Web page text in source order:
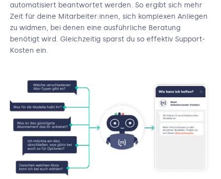
automatisiert beantwortet werden. So ergibt sich mehr
Zeit für deine Mitarbeiter:innen, sich komplexen Anliegen
zu widmen, bei denen eine ausführliche Beratung
benötigt wird. Gleichzeitig sparst du so effektiv Support-
Kosten ein.